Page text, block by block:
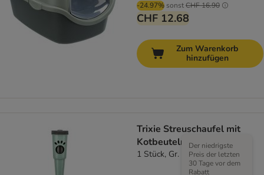
-24.97% sonstCHF 16.90
CHF 12.68
Zum Warenkorb
hinzufügen
Trixie Streuschaufel mit
Kotbeuteln
1 Stück, Gr. M
Der niedrigste
Preis der letzten
30 Tage vor dem
Rabatt